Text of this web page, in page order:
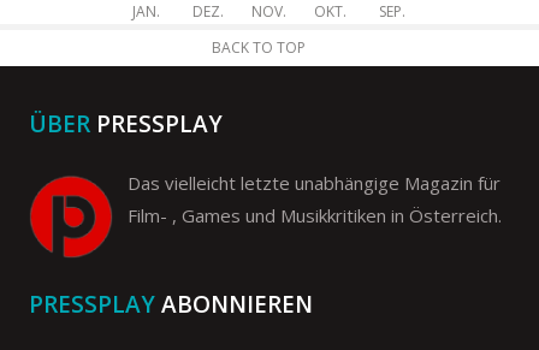
JAN. DEZ. NOV. OKT.
SEP.
BACK TO TOP
ÜBER PRESSPLAY
Das vielleicht letzte unabhängige Magazin für
Film- , Games und Musikkritiken in Österreich.
PRESSPLAYABONNIEREN